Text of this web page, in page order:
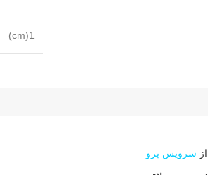
1(cm)
سرویس پرو